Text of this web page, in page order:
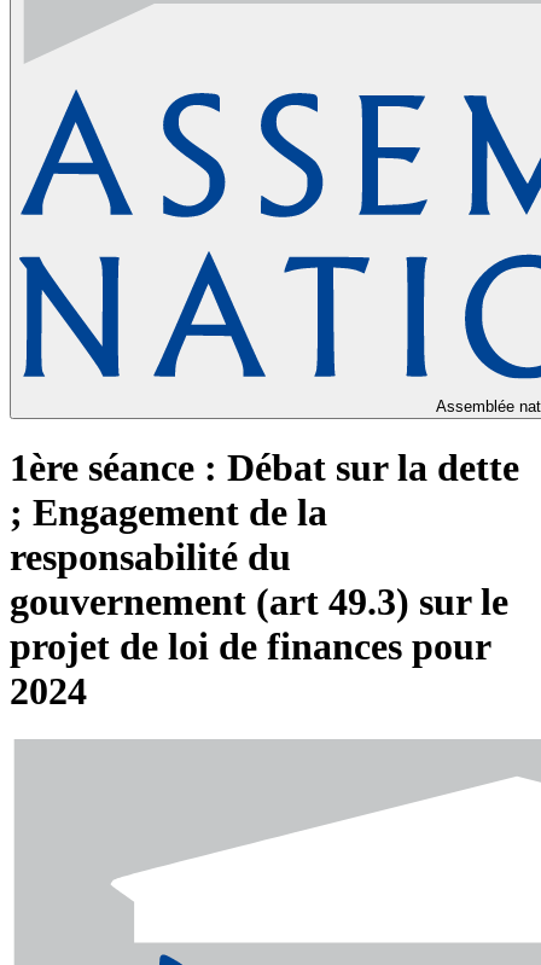
Assemblée
1ère séance : Débat sur la dette
; Engagement de la
responsabilité du
gouvernement (art 49.3) sur le
projet de loi de finances pour
2024